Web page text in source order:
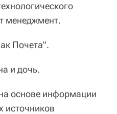
менеджмент.
Почета".
и дочь.
основе информации
источников